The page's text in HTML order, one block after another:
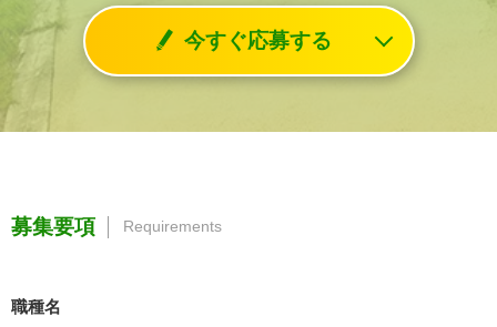
今すぐ応募する
募集要項 Requirements
職種名